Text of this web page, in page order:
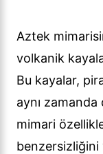
Aztek
volkanik
Bu kayalar,
aynı
mimari
benzersizliğini